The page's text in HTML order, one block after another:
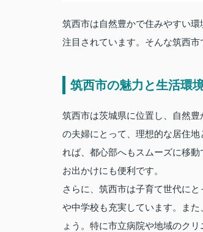
筑西市は自然豊かで住みやすい
注目されています。そんな筑西
筑西市の魅力と生活環
筑西市は茨城県に位置し、自然
の夫婦にとって、理想的な居住
れば、都心部へもスムーズに移
お出かけにも便利です。
さらに、筑西市は子育て世代に
や中学校も充実しています。ま
ょう。特に市立病院や地域のク